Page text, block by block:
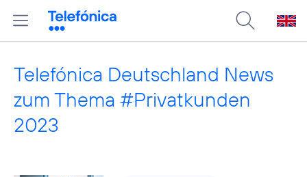
Telefónica Deutschland News
zum Thema #Privatkunden
2023